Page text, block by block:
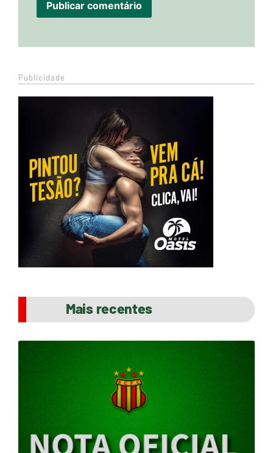
Publicidade
Mais recentes